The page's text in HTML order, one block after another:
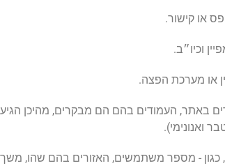
או קישור.
וכיו״ב.
או מערכת הפצה.
באתר, העמודים בהם הם מבקרים, מהיכן
ואנונימי).
- מספר משתמשים, האזורים בהם שהו, משך